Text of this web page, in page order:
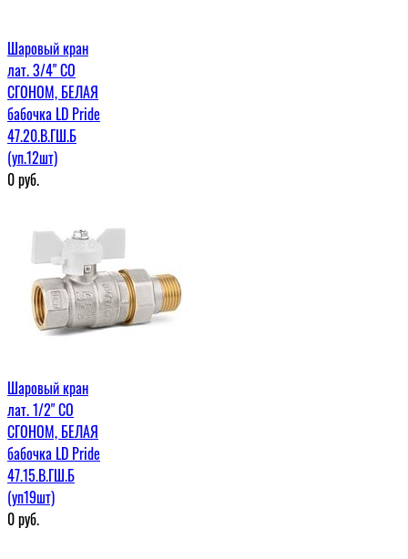
Шаровый кран
лат. 3/4" СО
СГОНОМ, БЕЛАЯ
бабочка LD Pride
47.20.В.ГШ.Б
(уп.12шт)
0руб.
Шаровый кран
лат. 1/2" СО
СГОНОМ, БЕЛАЯ
бабочка LD Pride
47.15.В.ГШ.Б
(уп19шт)
0руб.